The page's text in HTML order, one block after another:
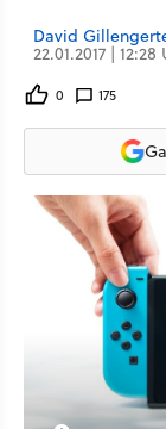
David
22.01.2017 |
0 175